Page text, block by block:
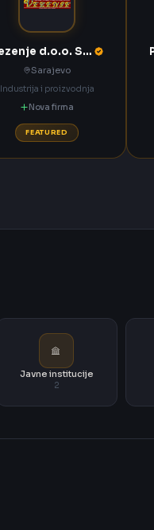
Vezenje d.o.o. Sarajevo
Sarajevo
Industrija i proizvodnja
Nova firma
FEATURED
Javne institucije
2